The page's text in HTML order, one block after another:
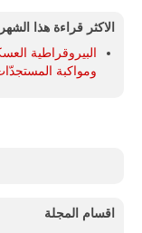
الاكثر قراءة هذا الشهر
البيروقراطية
ومواكبة
اقسام المجلة